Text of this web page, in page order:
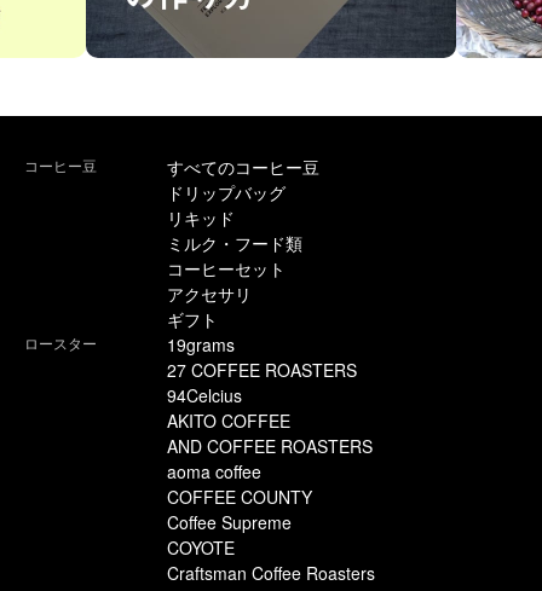
コーヒー豆
すべてのコーヒー豆
ドリップバッグ
リキッド
ミルク・フード類
コーヒーセット
アクセサリ
ギフト
ロースター
19grams
27 COFFEE ROASTERS
94Celcius
AKITO COFFEE
AND COFFEE ROASTERS
aoma coffee
COFFEE COUNTY
Coffee Supreme
COYOTE
Craftsman Coffee Roasters